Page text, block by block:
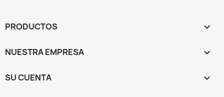
PRODUCTOS 
NUESTRA EMPRESA 
SU CUENTA 